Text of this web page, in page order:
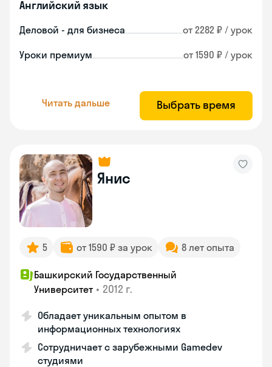
Английский язык
Деловой - для бизнеса от 2282 ₽ / урок
Уроки премиум от 1590 ₽ / урок
Читать дальше Выбрать время
Янис
5 от 1590 ₽ за урок 8 лет опыта
Башкирский Государственный
Университет • 2012 г.
Обладает уникальным опытом в
информационных технологиях
Сотрудничает с зарубежными Gamedev
студиями